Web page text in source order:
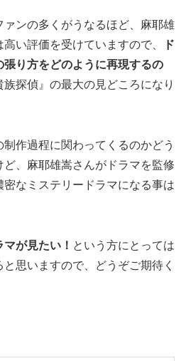
ァンの多くがうなるほど、麻耶雄
い評価を受けていますので、
ド
り方をどのように再現するの
探偵』の最大の見どころになり
作過程に関わってくるのかどう
、麻耶雄嵩さんがドラマを監修
なミステリードラマになる事は
が見たい！ という方にとっては
思いますので、どうぞご期待く